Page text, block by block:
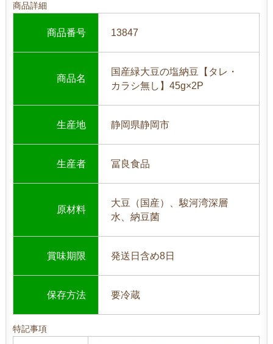
商品詳細
商品番号 13847
商品名
国産緑大豆の塩納豆【タレ・
カラシ無し】45g×2P
生産地 静岡県静岡市
生産者 冨良食品
原材料
大豆（国産）、駿河湾深層
水、納豆菌
賞味期限 発送日含め8日
保存方法 要冷蔵
特記事項